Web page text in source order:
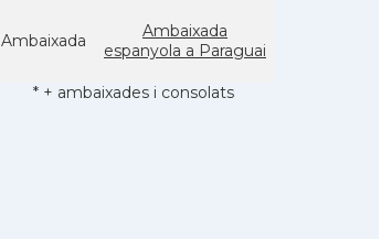
Ambaixada
Ambaixada
espanyola a Paraguai
* + ambaixades i consolats